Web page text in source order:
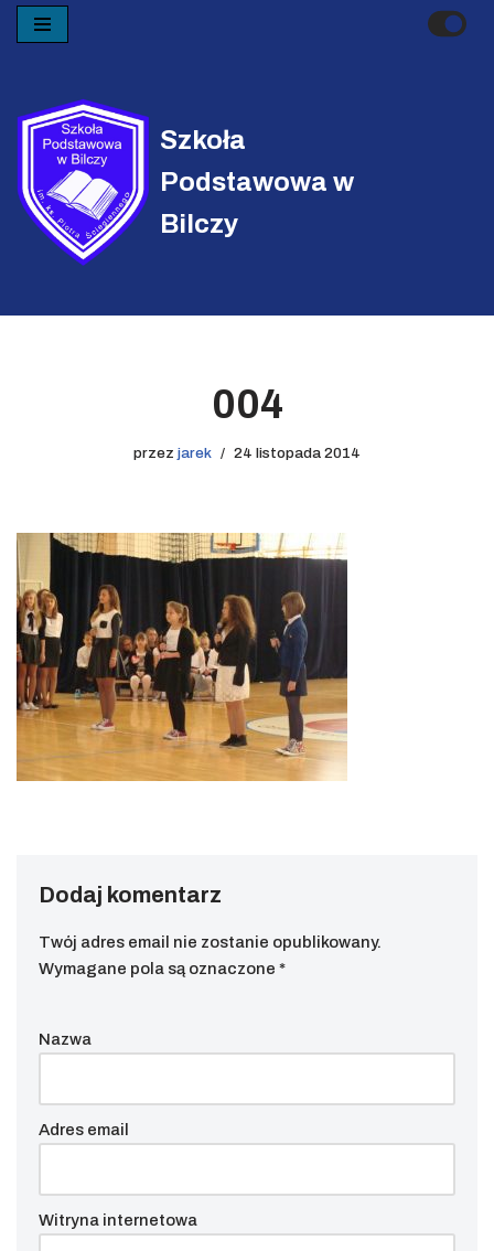
treści
Szkoła
Podstawowa w
Bilczy
004
przez jarek 24 listopada 2014
Dodaj komentarz
Twój adres email nie zostanie opublikowany.
Wymagane pola są oznaczone *
Nazwa
Adres email
Witryna internetowa